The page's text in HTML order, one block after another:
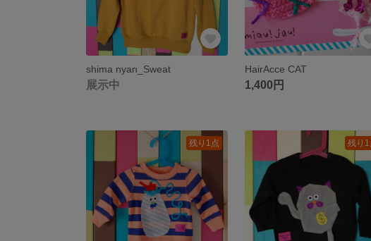
shima nyan_Sweat
展示中
HairAcce CAT
1,400円
残り1点 残り1